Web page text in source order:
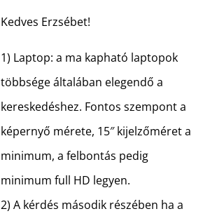
Kedves Erzsébet!
1) Laptop: a ma kapható laptopok
többsége általában elegendő a
kereskedéshez. Fontos szempont a
képernyő mérete, 15″ kijelzőméret a
minimum, a felbontás pedig
minimum full HD legyen.
2) A kérdés második részében ha a